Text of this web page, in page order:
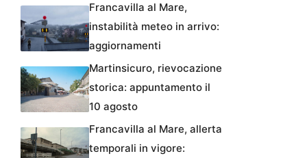
Francavilla al Mare,
instabilità meteo in arrivo:
aggiornamenti
Martinsicuro, rievocazione
storica: appuntamento il
10 agosto
Francavilla al Mare, allerta
temporali in vigore: